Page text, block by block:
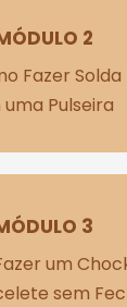
2
Fazer Solda
Pulseira
3
um
sem